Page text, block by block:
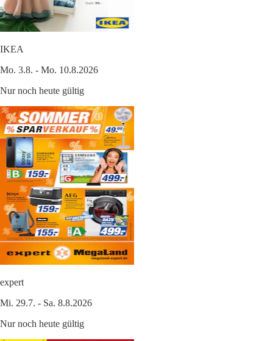
IKEA
Mo. 3.8. - Mo. 10.8.2026
Nur noch heute gültig
expert
Mi. 29.7. - Sa. 8.8.2026
Nur noch heute gültig